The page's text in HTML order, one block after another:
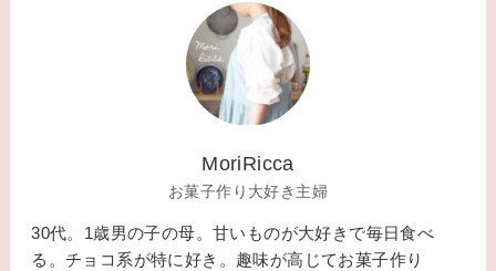
MoriRicca
お菓子作り大好き主婦
30代。1歳男の子の母。甘いものが大好きで毎日食べ
る。チョコ系が特に好き。趣味が高じてお菓子作り